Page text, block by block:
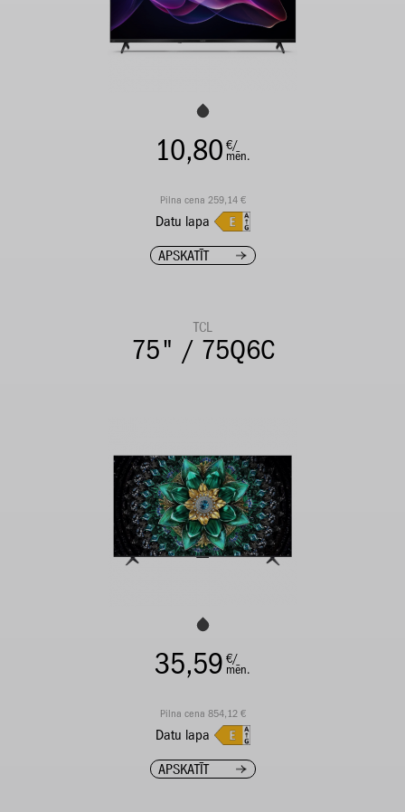
10,80 €/
mēn.
Pilna cena 259,14 €
Datu lapa
APSKATĪT
TCL
75" / 75Q6C
35,59 €/
mēn.
Pilna cena 854,12 €
Datu lapa
APSKATĪT